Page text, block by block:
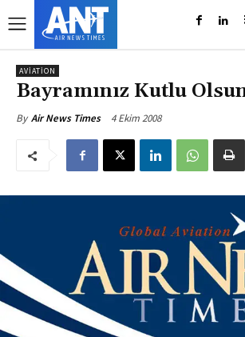
AVIATION
Bayramınız Kutlu
By Air News Times 4 Ekim 2008